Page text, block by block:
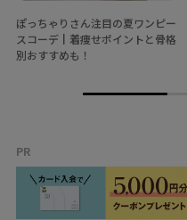
ぽっちゃりさん注目の夏ワンピー
スコーデ┃着痩せポイントと骨格
別おすすめも！
PR